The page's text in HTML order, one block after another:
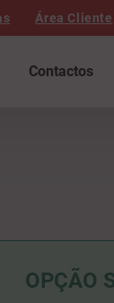
Área Cliente
Contactos
OPÇÃO